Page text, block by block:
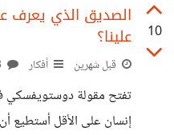
كرامة الأعيان غضباً
ويطالبونه بكشف هويته.
يتضح أنه مليونير البلدة
واحدة، يتبخر غضب
ونفاق علني، بل ويعيدون
10
الصديق الذي يعرف
علينا؟
قبل شهرين أفكار
تفتح مقولة دوستويفسكي
إنسان على الأقل أستطيع